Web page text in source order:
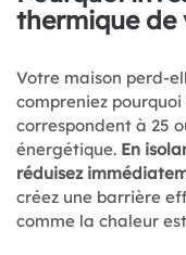
thermique de
Votre maison perd-
compreniez
correspondent à 25
énergétique. En
réduisez
créez une barrière
comme la chaleur